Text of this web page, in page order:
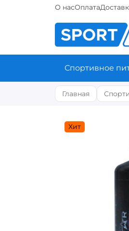
О насОплата
Спортивное
Главная
Хит